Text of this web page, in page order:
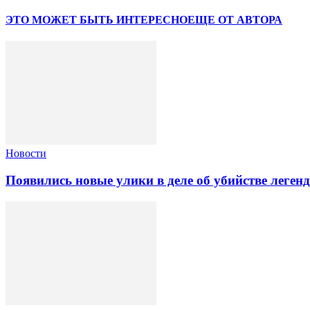
ЭТО МОЖЕТ БЫТЬ ИНТЕРЕСНОЕЩЕ ОТ АВТОРА
Новости
Появились новые улики в деле об убийстве